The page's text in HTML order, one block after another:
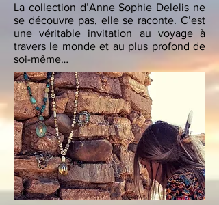
La collection d’Anne Sophie Delelis ne
se découvre pas, elle se raconte. C’est
une véritable invitation au voyage à
travers le monde et au plus profond de
soi-même…